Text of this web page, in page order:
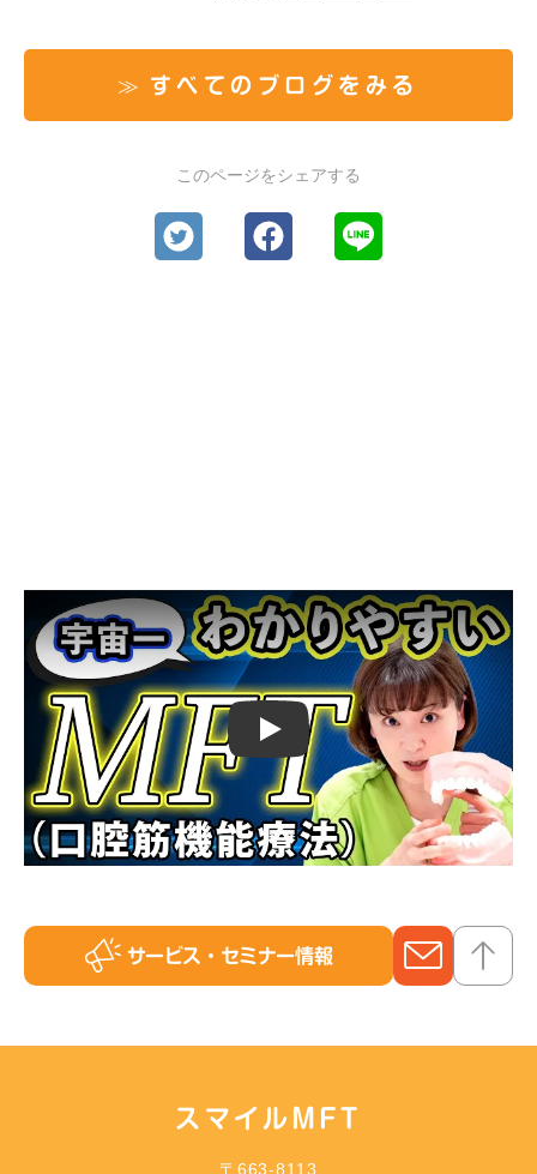
すべてのブログをみる
このページをシェアする
Play
サービス ・セミナー情報
スマイルMFT
〒663-8113